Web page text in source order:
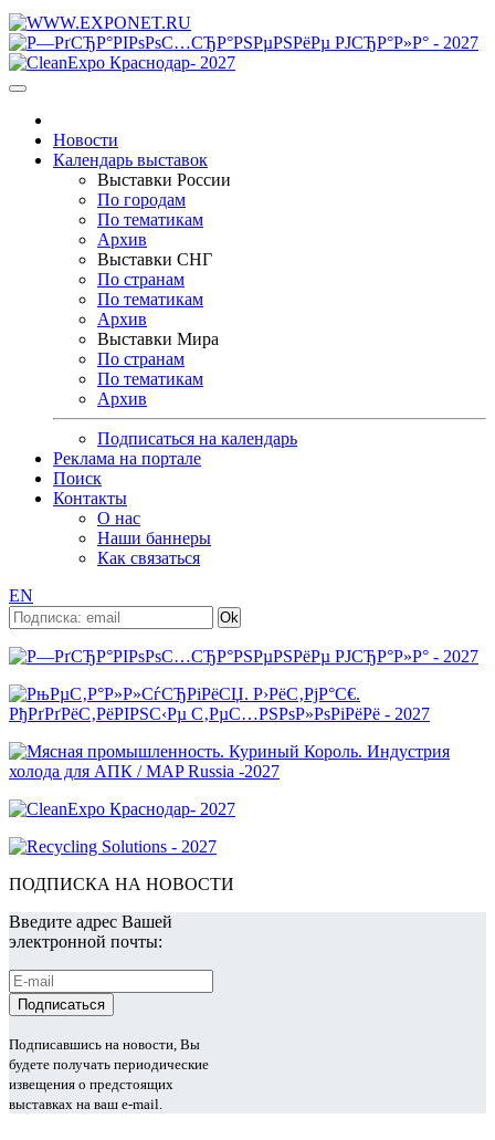
Новости
Календарь выставок
Выставки России
По городам
По тематикам
Архив
Выставки СНГ
По странам
По тематикам
Архив
Выставки Мира
По странам
По тематикам
Архив
Подписаться на календарь
Реклама на портале
Поиск
Контакты
О нас
Наши баннеры
Как связаться
EN
ПОДПИСКА НА НОВОСТИ
Введите адрес Вашей
электронной почты:
Подписавшись на новости, Вы
будете получать периодические
извещения о предстоящих
выставках на ваш e-mail.